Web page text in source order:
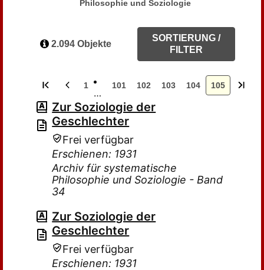
Philosophie und Soziologie
2.094 Objekte
SORTIERUNG /
FILTER
1
…
101 102 103 104 105
Zur Soziologie der
Geschlechter
Frei verfügbar
Erschienen: 1931
Archiv für systematische
Philosophie und Soziologie - Band
34
Zur Soziologie der
Geschlechter
Frei verfügbar
Erschienen: 1931